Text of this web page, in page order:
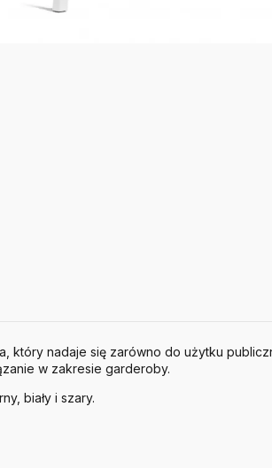
który nadaje się zarówno do użytku
w zakresie garderoby.
biały i szary.